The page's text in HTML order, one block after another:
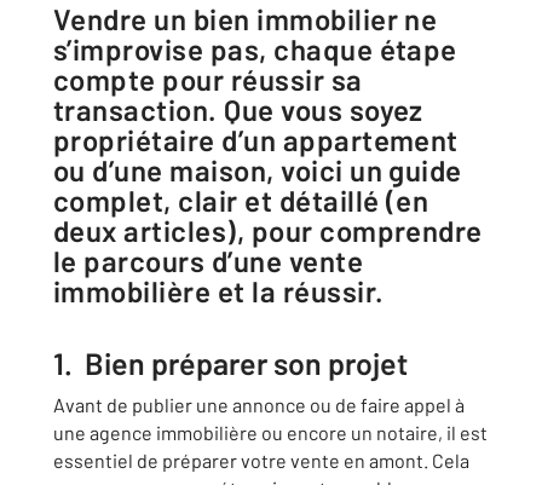
Vendre un bien immobilier ne
s’improvise pas, chaque étape
compte pour réussir sa
transaction. Que vous soyez
propriétaire d’un appartement
ou d’une maison, voici un guide
complet, clair et détaillé (en
deux articles), pour comprendre
le parcours d’une vente
immobilière et la réussir.
1. Bien préparer son projet
Avant de publier une annonce ou de faire appel à
une agence immobilière ou encore un notaire, il est
essentiel de préparer votre vente en amont. Cela